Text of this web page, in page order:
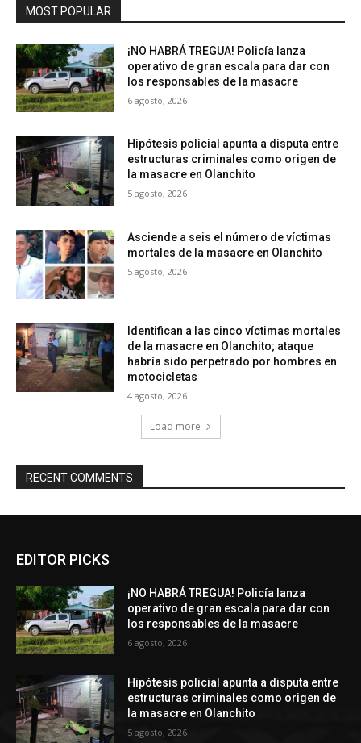
MOST POPULAR
¡NO HABRÁ TREGUA! Policía lanza
operativo de gran escala para dar con
los responsables de la masacre
6 agosto, 2026
Hipótesis policial apunta a disputa entre
estructuras criminales como origen de
la masacre en Olanchito
5 agosto, 2026
Asciende a seis el número de víctimas
mortales de la masacre en Olanchito
5 agosto, 2026
Identifican a las cinco víctimas mortales
de la masacre en Olanchito; ataque
habría sido perpetrado por hombres en
motocicletas
4 agosto, 2026
Load more
RECENT COMMENTS
EDITOR PICKS
¡NO HABRÁ TREGUA! Policía lanza
operativo de gran escala para dar con
los responsables de la masacre
6 agosto, 2026
Hipótesis policial apunta a disputa entre
estructuras criminales como origen de
la masacre en Olanchito
5 agosto, 2026